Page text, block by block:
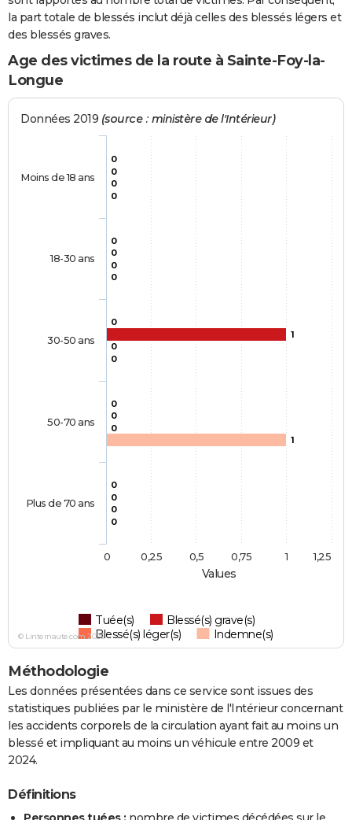
la part totale de blessés inclut déjà celles des blessés légers et
des blessés graves.
Age des victimes de la route à Sainte-Foy-la-
Longue
Values
Données 2019 (source : ministère de l'Intérieur)
0
0
0
0
0
0
0
1
0
0
0
0
0
0
0
0
0
0
1
0
Tuée(s)
Blessé(s) grave(s)
Blessé(s) léger(s)
Indemne(s)
Moins de 18 ans
18-30 ans
30-50 ans
50-70 ans
Plus de 70 ans
0 1
0,25 0,5 0,75 1,25
© Linternaute.com 2026
Méthodologie
Les données présentées dans ce service sont issues des
statistiques publiées par le ministère de l'Intérieur concernant
les accidents corporels de la circulation ayant fait au moins un
blessé et impliquant au moins un véhicule entre 2009 et
2024.
Définitions